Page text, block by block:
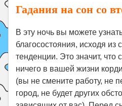
Гадания на сон со
В эту ночь вы можете
благосостояния, исходя из
тенденции. Это значит, что
ничего в вашей жизни
(вы не смените работу, не
город, не будет других